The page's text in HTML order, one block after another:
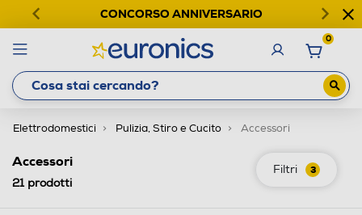
CONCORSO ANNIVERSARIO
0
Elettrodomestici Pulizia, Stiro e Cucito Accessori
Filtri 3
Accessori
21prodotti